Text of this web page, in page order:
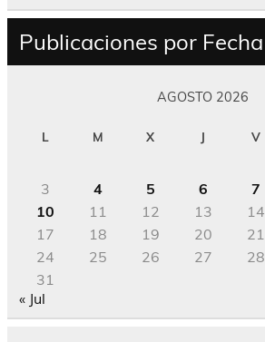
Publicaciones por Fecha
AGOSTO 2026
L M X J V
3
4 5 6 7
10
11 12 13 14
17
18 19 20 21
24
25 26 27 28
31
« Jul